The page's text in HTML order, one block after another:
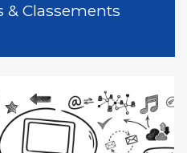
& Classements